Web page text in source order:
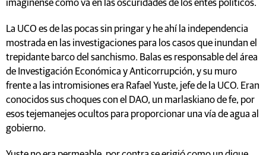
imagínense como va en las oscuridades de los entes políticos.
La UCO es de las pocas sin pringar y he ahí la independencia
mostrada en las investigaciones para los casos que inundan el
trepidante barco del sanchismo. Balas es responsable del área
de Investigación Económica y Anticorrupción, y su muro
frente a las intromisiones era Rafael Yuste, jefe de la UCO. Eran
conocidos sus choques con el DAO, un marlaskiano de fe, por
esos tejemanejes ocultos para proporcionar una vía de agua al
gobierno.